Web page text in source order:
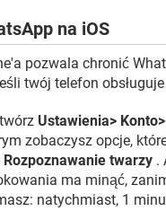
na iOS
pozwala chronić
twój telefon
Ustawienia>
zobaczysz opcje,
Rozpoznawanie twarzy .
ma minąć,
natychmiast, 1